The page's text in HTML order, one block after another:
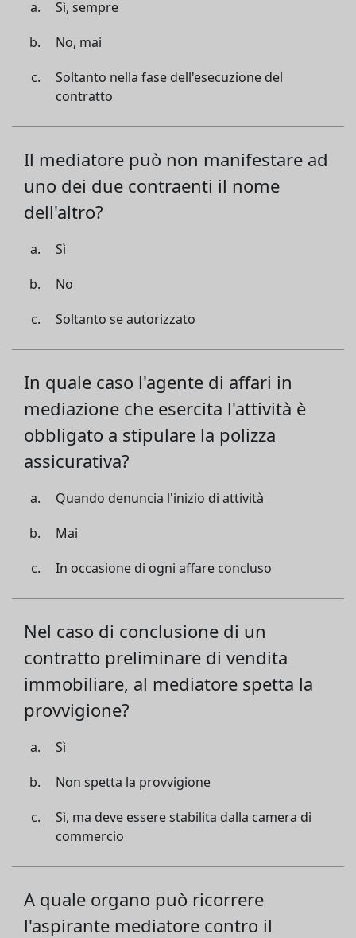
Sì, sempre
No, mai
Soltanto nella fase dell'esecuzione del
contratto
Il mediatore può non manifestare ad
uno dei due contraenti il nome
dell'altro?
Sì
No
Soltanto se autorizzato
In quale caso l'agente di affari in
mediazione che esercita l'attività è
obbligato a stipulare la polizza
assicurativa?
Quando denuncia l'inizio di attività
Mai
In occasione di ogni affare concluso
Nel caso di conclusione di un
contratto preliminare di vendita
immobiliare, al mediatore spetta la
provvigione?
Sì
Non spetta la provvigione
Sì, ma deve essere stabilita dalla camera di
commercio
A quale organo può ricorrere
l'aspirante mediatore contro il